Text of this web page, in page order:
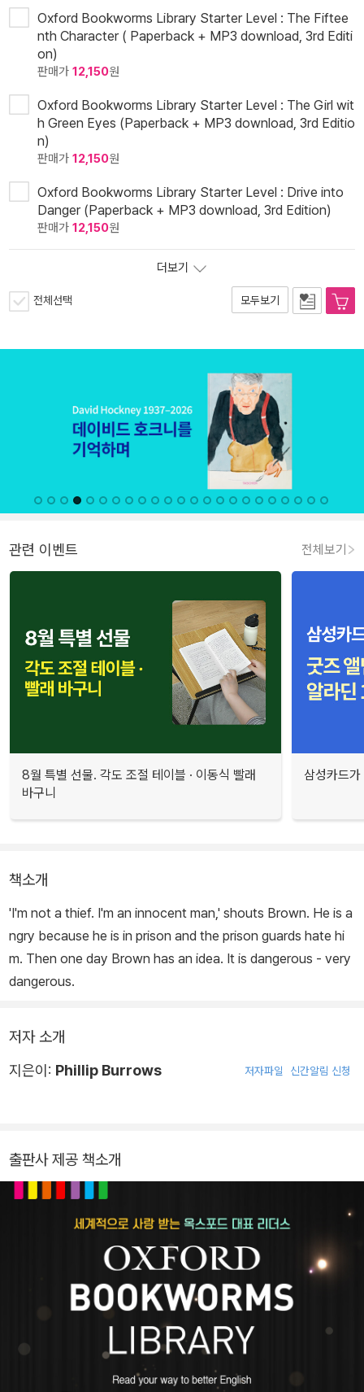
Oxford Bookworms Library Starter Level : The Fiftee
nth Character ( Paperback + MP3 download, 3rd Editi
on)
판매가 12,150원
Oxford Bookworms Library Starter Level : The Girl wit
h Green Eyes (Paperback + MP3 download, 3rd Editio
n)
판매가 12,150원
Oxford Bookworms Library Starter Level : Drive into
Danger (Paperback + MP3 download, 3rd Edition)
판매가 12,150원
더보기
전체선택 모두보기
관련 이벤트 전체보기
8월 특별 선물. 각도 조절 테이블 · 이동식 빨래
바구니
삼성카드
책소개
'I'm not a thief. I'm an innocent man,' shouts Brown. He is a
ngry because he is in prison and the prison guards hate hi
m. Then one day Brown has an idea. It is dangerous - very
dangerous.
저자 소개
지은이: Phillip Burrows 저자파일 신간알림 신청
출판사 제공 책소개